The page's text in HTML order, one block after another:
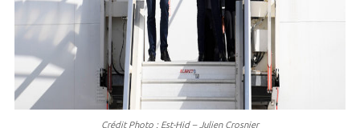
Crédit Photo : Est-Hid – Julien Crosnier